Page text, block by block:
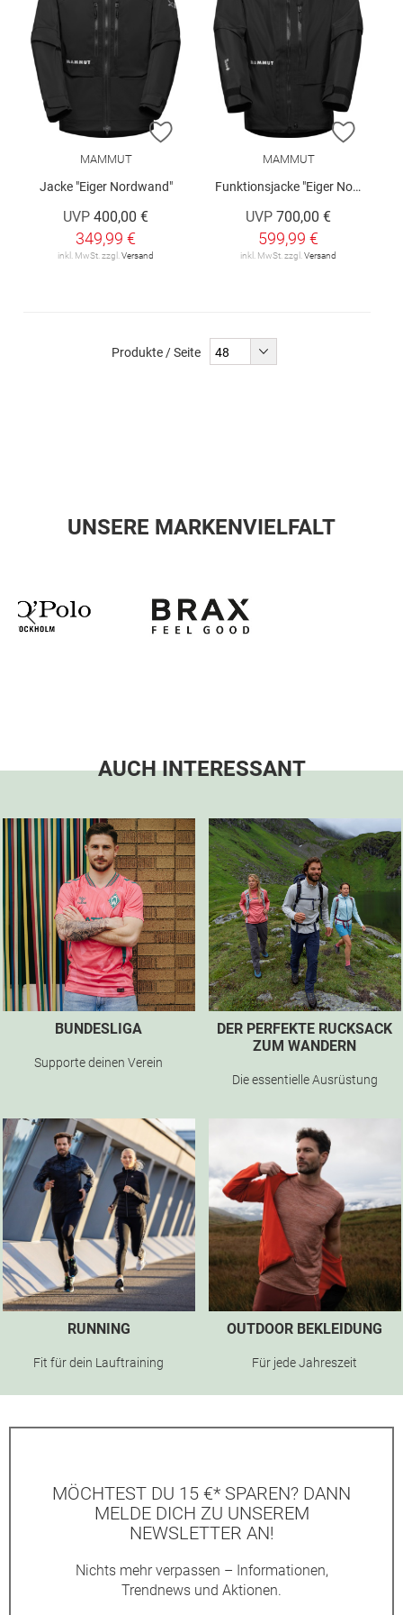
ZUR WUNSCHLISTE HINZUFÜGEN
MAMMUT
Jacke "Eiger Nordwand"
UVP 400,00 €
349,99 €
inkl. MwSt. zzgl. Versand
ZUR
MAMMUT
Funktionsjacke "Eiger Nordwand"
UVP 700,00 €
599,99 €
inkl. MwSt. zzgl. Versand
Produkte / Seite
UNSERE MARKENVIELFALT
AUCH INTERESSANT
BUNDESLIGA
Supporte deinen Verein
DER PERFEKTE RUCKSACK
ZUM WANDERN
Die essentielle Ausrüstung
RUNNING
Fit für dein Lauftraining
OUTDOOR BEKLEIDUNG
Für jede Jahreszeit
MÖCHTEST DU 15 €* SPAREN? DANN
MELDE DICH ZU UNSEREM
NEWSLETTER AN!
Nichts mehr verpassen – Informationen,
Trendnews und Aktionen.